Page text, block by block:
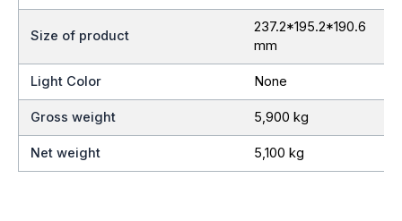
Size of product
237.2*195.2*190.6
mm
Light Color None
Gross weight 5,900 kg
Net weight 5,100 kg